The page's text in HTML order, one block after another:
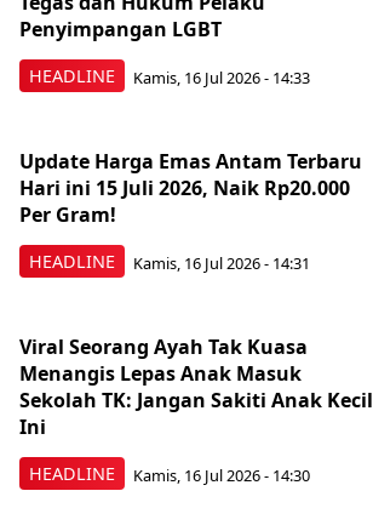
HEADLINE
Penyimpangan LGBT
Kamis, 16 Jul 2026 - 14:33
HEADLINE
Update Harga Emas Antam Terbaru
Hari ini 15 Juli 2026, Naik Rp20.000
Per Gram!
Kamis, 16 Jul 2026 - 14:31
HEADLINE
Viral Seorang Ayah Tak Kuasa
Menangis Lepas Anak Masuk
Sekolah TK: Jangan Sakiti Anak Kecil
Ini
Kamis, 16 Jul 2026 - 14:30